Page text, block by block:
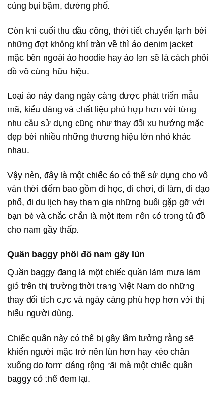
cùng bụi bặm, đường phố.
Còn khi cuối thu đầu đông, thời tiết chuyển lạnh bởi
những đợt không khí tràn về thì áo denim jacket
mặc bên ngoài áo hoodie hay áo len sẽ là cách phối
đồ vô cùng hữu hiệu.
Loại áo này đang ngày càng được phát triển mẫu
mã, kiểu dáng và chất liệu phù hợp hơn với từng
nhu cầu sử dụng cũng như thay đổi xu hướng mặc
đẹp bởi nhiều những thương hiệu lớn nhỏ khác
nhau.
Vậy nên, đây là một chiếc áo có thể sử dụng cho vô
vàn thời điểm bao gồm đi học, đi chơi, đi làm, đi dạo
phố, đi du lịch hay tham gia những buổi gặp gỡ với
bạn bè và chắc chắn là một item nên có trong tủ đồ
cho nam gầy thấp.
Quần baggy phối đồ nam gầy lùn
Quần baggy đang là một chiếc quần làm mưa làm
gió trên thị trường thời trang Việt Nam do những
thay đổi tích cực và ngày càng phù hợp hơn với thị
hiếu người dùng.
Chiếc quần này có thể bị gây lầm tưởng rằng sẽ
khiến người mặc trở nên lùn hơn hay kéo chân
xuống do form dáng rộng rãi mà một chiếc quần
baggy có thể đem lại.